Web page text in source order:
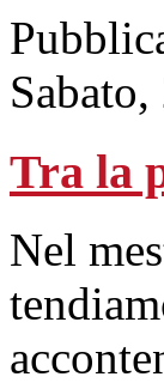
Tra la
Nel